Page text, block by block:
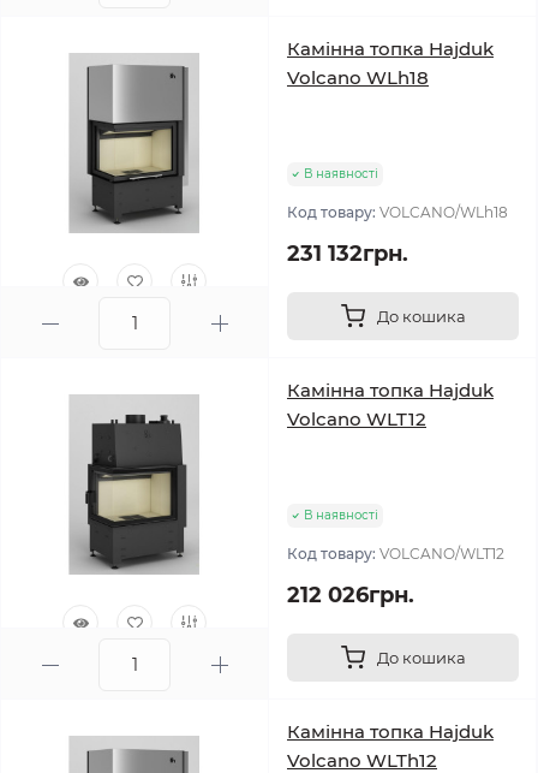
Камінна топка Hajduk
Volcano WLh18
В наявності
Код товару: VOLCANO/WLh18
231 132грн.
До кошика
Камінна топка Hajduk
Volcano WLT12
В наявності
Код товару: VOLCANO/WLT12
212 026грн.
До кошика
Камінна топка Hajduk
Volcano WLTh12